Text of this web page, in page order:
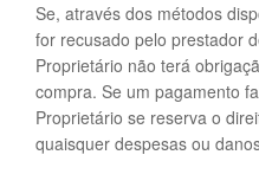
Se, através dos métodos
for recusado pelo prestador
Proprietário não terá
compra. Se um pagamento
Proprietário se reserva o
quaisquer despesas ou